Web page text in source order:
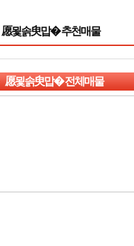
愿묓솕臾맙� 추천매물
愿묓솕臾맙� 전체매물